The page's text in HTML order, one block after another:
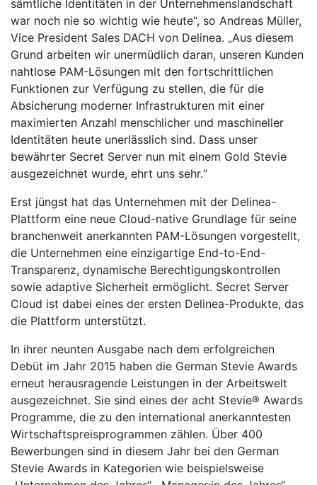
sämtliche Identitäten in der Unternehmenslandschaft
war noch nie so wichtig wie heute“, so Andreas Müller,
Vice President Sales DACH von Delinea. „Aus diesem
Grund arbeiten wir unermüdlich daran, unseren Kunden
nahtlose PAM-Lösungen mit den fortschrittlichen
Funktionen zur Verfügung zu stellen, die für die
Absicherung moderner Infrastrukturen mit einer
maximierten Anzahl menschlicher und maschineller
Identitäten heute unerlässlich sind. Dass unser
bewährter Secret Server nun mit einem Gold Stevie
ausgezeichnet wurde, ehrt uns sehr.“
Erst jüngst hat das Unternehmen mit der Delinea-
Plattform eine neue Cloud-native Grundlage für seine
branchenweit anerkannten PAM-Lösungen vorgestellt,
die Unternehmen eine einzigartige End-to-End-
Transparenz, dynamische Berechtigungskontrollen
sowie adaptive Sicherheit ermöglicht. Secret Server
Cloud ist dabei eines der ersten Delinea-Produkte, das
die Plattform unterstützt.
In ihrer neunten Ausgabe nach dem erfolgreichen
Debüt im Jahr 2015 haben die German Stevie Awards
erneut herausragende Leistungen in der Arbeitswelt
ausgezeichnet. Sie sind eines der acht Stevie® Awards
Programme, die zu den international anerkanntesten
Wirtschaftspreisprogrammen zählen. Über 400
Bewerbungen sind in diesem Jahr bei den German
Stevie Awards in Kategorien wie beispielsweise